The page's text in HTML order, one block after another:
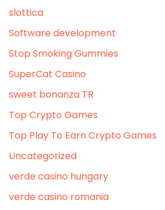
slottica
Software development
Stop Smoking Gummies
SuperCat Casino
sweet bonanza TR
Top Crypto Games
Top Play To Earn Crypto Games
Uncategorized
verde casino hungary
verde casino romania